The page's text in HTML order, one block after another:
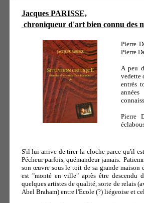
S'il lui arrive de tirer la cloche parce qu'il
Pécheur parfois, quémandeur jamais.
son œuvre sous le toit de sa grande maison
est "monté en ville" après être descendu
quelques artistes de qualité, sorte de relais
Abel Braham) entre l'Ecole (?) liégeoise et
Pierre
Pierre
A peu
vedette
entrés
années
Pierre
Jacques PARISSE,
chroniqueur d'art bien connu des